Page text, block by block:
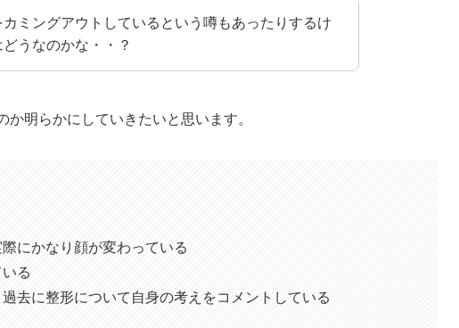
ミングアウトしているという噂もあったりするけ
うなのかな・・？
明らかにしていきたいと思います。
にかなり顔が変わっている
る
去に整形について自身の考えをコメントしている